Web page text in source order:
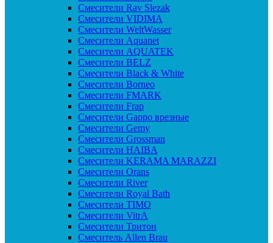
Cмесители Rav Slezak
Cмесители VIDIMA
Cмесители WeltWasser
Смесители Aquanet
Смесители AQUATEK
Смесители BELZ
Смесители Black & White
Смесители Borneo
Смесители FMARK
Смесители Frap
Смесители Gappo врезные
Смесители Gemy
Смесители Grossman
Смесители HAIBA
Смесители KERAMA MARAZZI
Смесители Orans
Смесители River
Смесители Royal Bath
Смесители TIMO
Смесители VitrA
Смесители Тритон
Смеситель Allen Brau